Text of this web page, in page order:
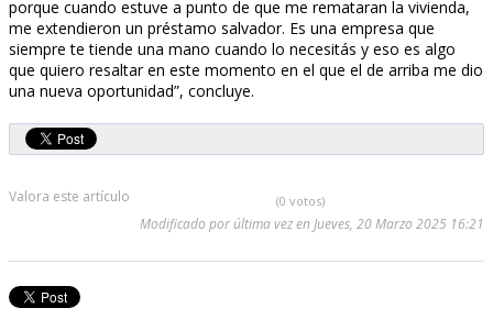
porque cuando estuve a punto de que me remataran la vivienda,
me extendieron un préstamo salvador. Es una empresa que
siempre te tiende una mano cuando lo necesitás y eso es algo
que quiero resaltar en este momento en el que el de arriba me dio
una nueva oportunidad”, concluye.
Valora este artículo (0 votos)
Modificado por última vez en Jueves, 20 Marzo 2025 16:21